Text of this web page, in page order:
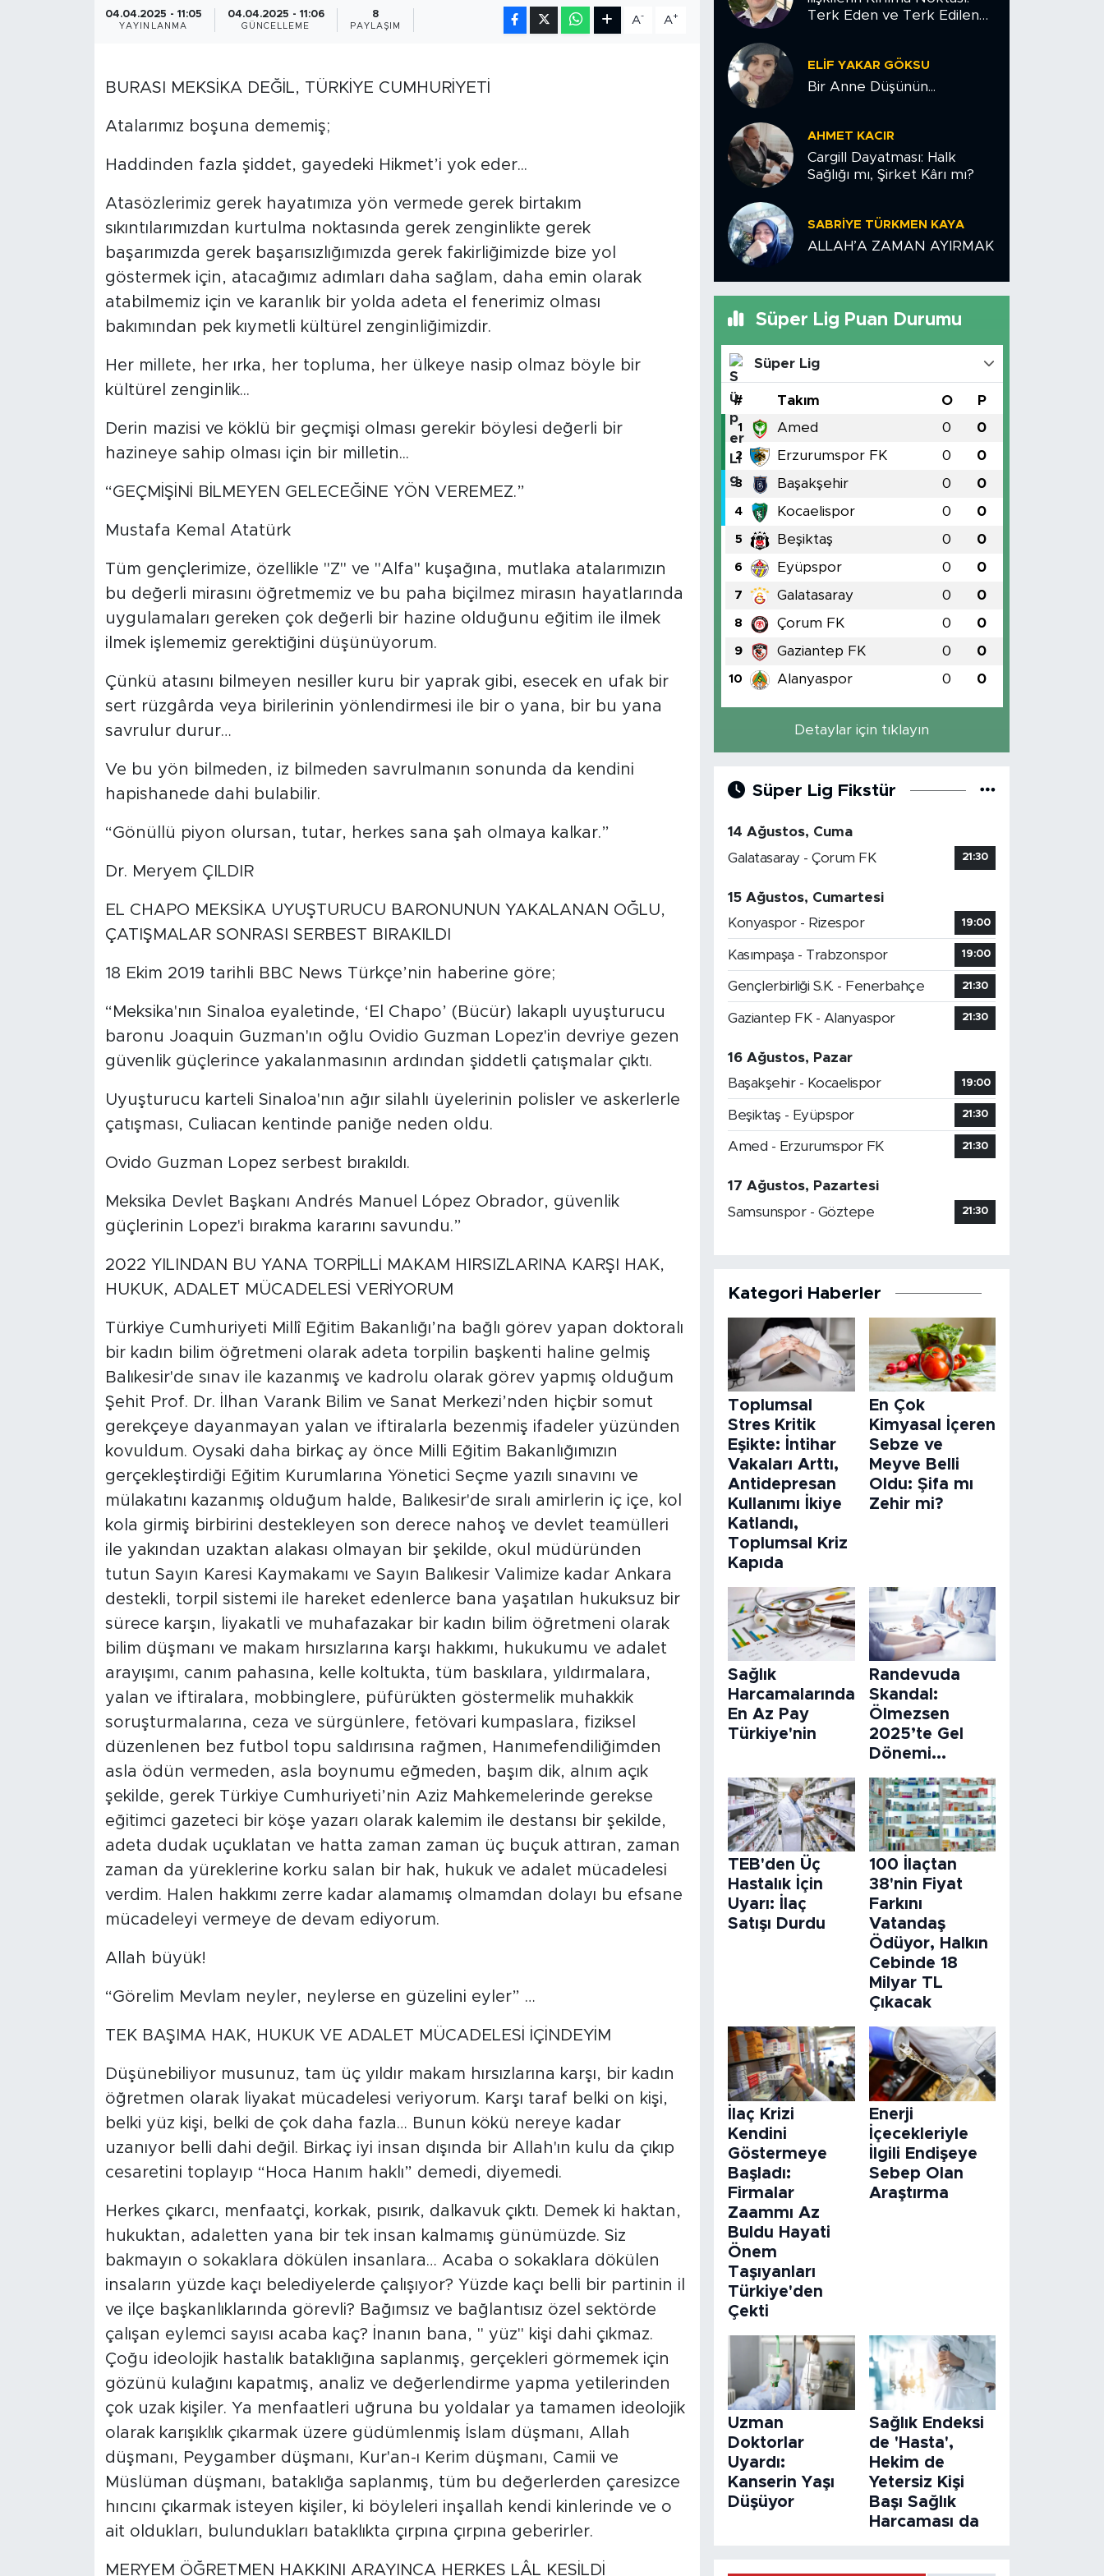
04.04.2025 - 11:05
YAYINLANMA
04.04.2025 - 11:06
GÜNCELLEME
8
PAYLAŞIM
A- A+
BURASI MEKSİKA DEĞİL, TÜRKİYE CUMHURİYETİ
Atalarımız boşuna dememiş;
Haddinden fazla şiddet, gayedeki Hikmet’i yok eder...
Atasözlerimiz gerek hayatımıza yön vermede gerek birtakım
sıkıntılarımızdan kurtulma noktasında gerek zenginlikte gerek
başarımızda gerek başarısızlığımızda gerek fakirliğimizde bize yol
göstermek için, atacağımız adımları daha sağlam, daha emin olarak
atabilmemiz için ve karanlık bir yolda adeta el fenerimiz olması
bakımından pek kıymetli kültürel zenginliğimizdir.
Her millete, her ırka, her topluma, her ülkeye nasip olmaz böyle bir
kültürel zenginlik...
Derin mazisi ve köklü bir geçmişi olması gerekir böylesi değerli bir
hazineye sahip olması için bir milletin...
“GEÇMİŞİNİ BİLMEYEN GELECEĞİNE YÖN VEREMEZ.”
Mustafa Kemal Atatürk
Tüm gençlerimize, özellikle "Z" ve "Alfa" kuşağına, mutlaka atalarımızın
bu değerli mirasını öğretmemiz ve bu paha biçilmez mirasın hayatlarında
uygulamaları gereken çok değerli bir hazine olduğunu eğitim ile ilmek
ilmek işlememiz gerektiğini düşünüyorum.
Çünkü atasını bilmeyen nesiller kuru bir yaprak gibi, esecek en ufak bir
sert rüzgârda veya birilerinin yönlendirmesi ile bir o yana, bir bu yana
savrulur durur…
Ve bu yön bilmeden, iz bilmeden savrulmanın sonunda da kendini
hapishanede dahi bulabilir.
“Gönüllü piyon olursan, tutar, herkes sana şah olmaya kalkar.”
Dr. Meryem ÇILDIR
EL CHAPO MEKSİKA UYUŞTURUCU BARONUNUN YAKALANAN OĞLU,
ÇATIŞMALAR SONRASI SERBEST BIRAKILDI
18 Ekim 2019 tarihli BBC News Türkçe’nin haberine göre;
“Meksika'nın Sinaloa eyaletinde, ‘El Chapo’ (Bücür) lakaplı uyuşturucu
baronu Joaquin Guzman'ın oğlu Ovidio Guzman Lopez'in devriye gezen
güvenlik güçlerince yakalanmasının ardından şiddetli çatışmalar çıktı.
Uyuşturucu karteli Sinaloa'nın ağır silahlı üyelerinin polisler ve askerlerle
çatışması, Culiacan kentinde paniğe neden oldu.
Ovido Guzman Lopez serbest bırakıldı.
Meksika Devlet Başkanı Andrés Manuel López Obrador, güvenlik
güçlerinin Lopez'i bırakma kararını savundu.”
2022 YILINDAN BU YANA TORPİLLİ MAKAM HIRSIZLARINA KARŞI HAK,
HUKUK, ADALET MÜCADELESİ VERİYORUM
Türkiye Cumhuriyeti Millî Eğitim Bakanlığı’na bağlı görev yapan doktoralı
bir kadın bilim öğretmeni olarak adeta torpilin başkenti haline gelmiş
Balıkesir'de sınav ile kazanmış ve kadrolu olarak görev yapmış olduğum
Şehit Prof. Dr. İlhan Varank Bilim ve Sanat Merkezi’nden hiçbir somut
gerekçeye dayanmayan yalan ve iftiralarla bezenmiş ifadeler yüzünden
kovuldum. Oysaki daha birkaç ay önce Milli Eğitim Bakanlığımızın
gerçekleştirdiği Eğitim Kurumlarına Yönetici Seçme yazılı sınavını ve
mülakatını kazanmış olduğum halde, Balıkesir'de sıralı amirlerin iç içe, kol
kola girmiş birbirini destekleyen son derece nahoş ve devlet teamülleri
ile yakından uzaktan alakası olmayan bir şekilde, okul müdüründen
tutun Sayın Karesi Kaymakamı ve Sayın Balıkesir Valimize kadar Ankara
destekli, torpil sistemi ile hareket edenlerce bana yaşatılan hukuksuz bir
sürece karşın, liyakatli ve muhafazakar bir kadın bilim öğretmeni olarak
bilim düşmanı ve makam hırsızlarına karşı hakkımı, hukukumu ve adalet
arayışımı, canım pahasına, kelle koltukta, tüm baskılara, yıldırmalara,
yalan ve iftiralara, mobbinglere, püfürükten göstermelik muhakkik
soruşturmalarına, ceza ve sürgünlere, fetövari kumpaslara, fiziksel
düzenlenen bez futbol topu saldırısına rağmen, Hanımefendiliğimden
asla ödün vermeden, asla boynumu eğmeden, başım dik, alnım açık
şekilde, gerek Türkiye Cumhuriyeti’nin Aziz Mahkemelerinde gerekse
eğitimci gazeteci bir köşe yazarı olarak kalemim ile destansı bir şekilde,
adeta dudak uçuklatan ve hatta zaman zaman üç buçuk attıran, zaman
zaman da yüreklerine korku salan bir hak, hukuk ve adalet mücadelesi
verdim. Halen hakkımı zerre kadar alamamış olmamdan dolayı bu efsane
mücadeleyi vermeye de devam ediyorum.
Allah büyük!
“Görelim Mevlam neyler, neylerse en güzelini eyler” …
TEK BAŞIMA HAK, HUKUK VE ADALET MÜCADELESİ İÇİNDEYİM
Düşünebiliyor musunuz, tam üç yıldır makam hırsızlarına karşı, bir kadın
öğretmen olarak liyakat mücadelesi veriyorum. Karşı taraf belki on kişi,
belki yüz kişi, belki de çok daha fazla… Bunun kökü nereye kadar
uzanıyor belli dahi değil. Birkaç iyi insan dışında bir Allah'ın kulu da çıkıp
cesaretini toplayıp “Hoca Hanım haklı” demedi, diyemedi.
Herkes çıkarcı, menfaatçi, korkak, pısırık, dalkavuk çıktı. Demek ki haktan,
hukuktan, adaletten yana bir tek insan kalmamış günümüzde. Siz
bakmayın o sokaklara dökülen insanlara… Acaba o sokaklara dökülen
insaların yüzde kaçı belediyelerde çalışıyor? Yüzde kaçı belli bir partinin il
ve ilçe başkanlıklarında görevli? Bağımsız ve bağlantısız özel sektörde
çalışan eylemci sayısı acaba kaç? İnanın bana, " yüz" kişi dahi çıkmaz.
Çoğu ideolojik hastalık bataklığına saplanmış, gerçekleri görmemek için
gözünü kulağını kapatmış, analiz ve değerlendirme yapma yetilerinden
çok uzak kişiler. Ya menfaatleri uğruna bu yoldalar ya tamamen ideolojik
olarak karışıklık çıkarmak üzere güdümlenmiş İslam düşmanı, Allah
düşmanı, Peygamber düşmanı, Kur'an-ı Kerim düşmanı, Camii ve
Müslüman düşmanı, bataklığa saplanmış, tüm bu değerlerden çaresizce
hıncını çıkarmak isteyen kişiler, ki böyleleri inşallah kendi kinlerinde ve o
ait oldukları, bulundukları bataklıkta çırpına çırpına geberirler.
MERYEM ÖĞRETMEN HAKKINI ARAYINCA HERKES LÂL KESİLDİ
Terk Eden ve Terk Edilen
ELIF YAKAR GÖKSU
Bir Anne Düşünün...
AHMET KACIR
Cargill Dayatması: Halk
Sağlığı mı, Şirket Kârı mı?
SABRIYE TÜRKMEN KAYA
ALLAH’A ZAMAN AYIRMAK
Süper Lig Puan Durumu
Süper Lig
# Takım O P
1 Amed 0 0
2 Erzurumspor FK 0 0
3 Başakşehir 0 0
4 Kocaelispor 0 0
5 Beşiktaş 0 0
6 Eyüpspor 0 0
7 Galatasaray 0 0
8 Çorum FK 0 0
9 Gaziantep FK 0 0
10 Alanyaspor 0 0
Detaylar için tıklayın
Süper Lig Fikstür
14 Ağustos, Cuma
Galatasaray - Çorum FK
21:30
15 Ağustos, Cumartesi
Konyaspor - Rizespor
19:00
Kasımpaşa - Trabzonspor 19:00
Gençlerbirliği S.K. - Fenerbahçe 21:30
Gaziantep FK - Alanyaspor 21:30
16 Ağustos, Pazar
Başakşehir - Kocaelispor
19:00
Beşiktaş - Eyüpspor 21:30
Amed - Erzurumspor FK 21:30
17 Ağustos, Pazartesi
Samsunspor - Göztepe
21:30
Kategori Haberler
Toplumsal
Stres Kritik
Eşikte: İntihar
Vakaları Arttı,
Antidepresan
Kullanımı İkiye
Katlandı,
Toplumsal Kriz
Kapıda
En Çok
Kimyasal İçeren
Sebze ve
Meyve Belli
Oldu: Şifa mı
Zehir mi?
Sağlık
Harcamalarında
En Az Pay
Türkiye'nin
Randevuda
Skandal:
Ölmezsen
2025’te Gel
Dönemi...
TEB'den Üç
Hastalık İçin
Uyarı: İlaç
Satışı Durdu
100 İlaçtan
38'nin Fiyat
Farkını
Vatandaş
Ödüyor, Halkın
Cebinde 18
Milyar TL
Çıkacak
İlaç Krizi
Kendini
Göstermeye
Başladı:
Firmalar
Zaammı Az
Buldu Hayati
Önem
Taşıyanları
Türkiye'den
Çekti
Enerji
İçecekleriyle
İlgili Endişeye
Sebep Olan
Araştırma
Uzman
Doktorlar
Uyardı:
Kanserin Yaşı
Düşüyor
Sağlık Endeksi
de 'Hasta',
Hekim de
Yetersiz Kişi
Başı Sağlık
Harcaması da
BİLİM-TEKNOLOJİ
POLİTİKA
EKONOMİ
KÜLTÜR SANAT
TARİHTEN GÜNÜMÜZE
SİYASET
VİDEOLAR
ALINTI YAZARLAR
SOSYAL MEDYA